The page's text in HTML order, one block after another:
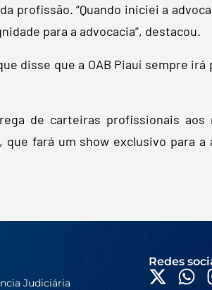
profissão. “Quando iniciei a
para a advocacia”, destacou.
disse que a OAB Piauí sempre irá
de carteiras profissionais aos
fará um show exclusivo para a
Judiciária
Redes